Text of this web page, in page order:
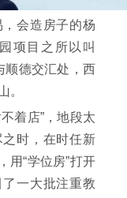
会造房子的杨
项目之所以叫
顺德交汇处，西
。
着店”，地段太
时，在时任新
用“学位房”打开
一大批注重教